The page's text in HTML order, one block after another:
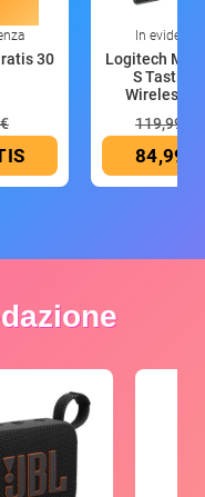
30
In evidenza
Logitech MX
S Tastiera
Wireless
119,99 €
84,99 €